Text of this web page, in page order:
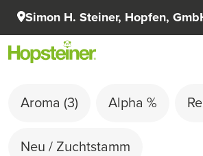
Simon H. Steiner, Hopfen,
Aroma (3) Alpha %
Neu / Zuchtstamm